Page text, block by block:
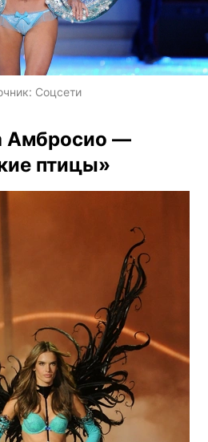
Соцсети
Амбросио —
птицы»